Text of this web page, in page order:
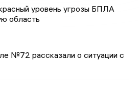
уровень угрозы БПЛА
область
№72 рассказали о ситуации с